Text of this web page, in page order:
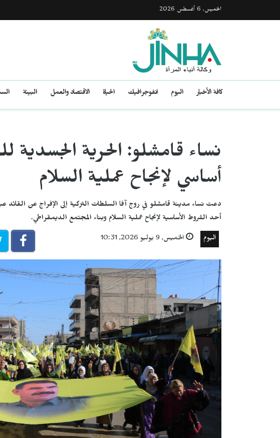
الخميس, 6 أغسطس 2026
كافة الأخبار اليوم انفوجرافيك الحياة الاقتصاد والعمل البيئة
نساء قامشلو: الحرية الجسدية
أساسي لإنجاح عملية السلام
دعت نساء مدينة قامشلو في روج آفا السلطات التركية إلى الإفراج عن القائد
أحد الشروط الأساسية لإنجاح عملية السلام وبناء المجتمع الديمقراطي.
اليوم الخميس, 9 يوليو 2026, 10:31